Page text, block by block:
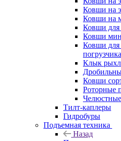
Ковши на
Ковши на
Ковши для
Ковши
Ковши для
погрузчика
Клык
Ковши
Роторные
Тилт-каплеры
Гидробуры
Подъемная техника
Назад